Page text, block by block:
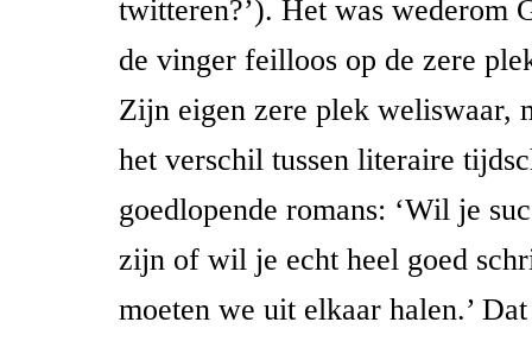
twitteren?’). Het was wederom
de vinger feilloos op de zere
Zijn eigen zere plek weliswaar,
het verschil tussen literaire
goedlopende romans: ‘Wil je
zijn of wil je echt heel goed
moeten we uit elkaar halen.’